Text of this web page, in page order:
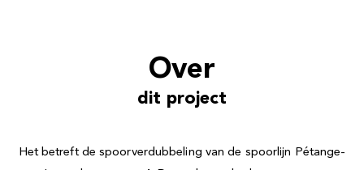
Over
dit project
Het betreft de spoorverdubbeling van de spoorlijn Pétange-